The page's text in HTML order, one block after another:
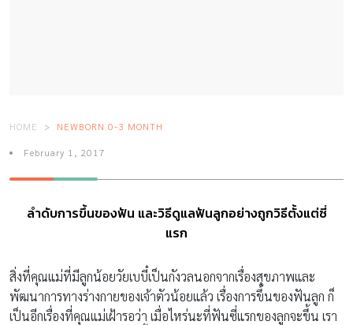
HOME NEWBORN 0-3 MONTH
February 1, 2017
ลำดับการขึ้นของฟัน และวิธีดูแลฟันลูกอย่างถูกวิธีตั้งแต่ซี่
แรก
สิ่งที่คุณแม่ที่มีลูกน้อยวัยเบบี๋เป็นกังวลนอกจากเรื่องสุขภาพและ
พัฒนาการทางร่างกายของเจ้าตัวน้อยแล้ว เรื่องการขึ้นของฟันลูก ก็
เป็นอีกเรื่องที่คุณแม่เฝ้ารอว่า เมื่อไหร่นะที่ฟันซี่แรกของลูกจะขึ้น เรา